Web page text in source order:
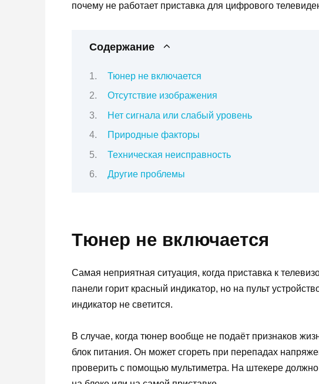
почему не работает приставка для цифрового
Содержание
Тюнер не включается
Отсутствие изображения
Нет сигнала или слабый уровень
Природные факторы
Техническая неисправность
Другие проблемы
Тюнер не включается
Самая неприятная ситуация, когда приставка к
панели горит красный индикатор, но на пульт
индикатор не светится.
В случае, когда тюнер вообще не подаёт признаков
блок питания. Он может сгореть при перепадах
проверить с помощью мультиметра. На штекере